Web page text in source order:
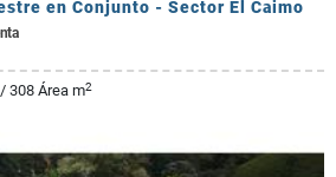
en Conjunto - Sector El Caimo
308 Área m2